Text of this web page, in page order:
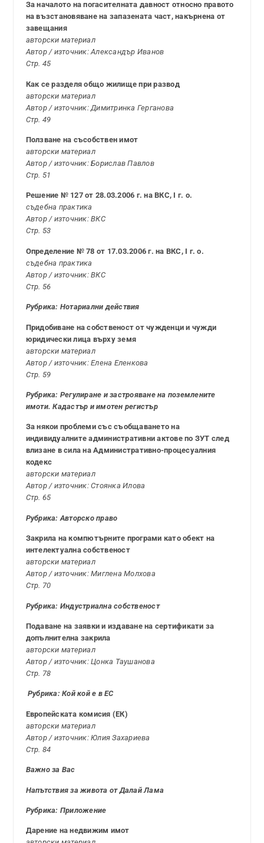
За началото на погасителната давност относно правото
на възстановяване на запазената част, накърнена от
завещания
авторски материал
Автор / източник: Александър Иванов
Стр. 45
Как се разделя общо жилище при развод
авторски материал
Автор / източник: Димитринка Герганова
Стр. 49
Ползване на съсобствен имот
авторски материал
Автор / източник: Борислав Павлов
Стр. 51
Решение № 127 от 28.03.2006 г. на ВКС, I г. о.
съдебна практика
Автор / източник: ВКС
Стр. 53
Определение № 78 от 17.03.2006 г. на ВКС, I г. о.
съдебна практика
Автор / източник: ВКС
Стр. 56
Рубрика: Нотариални действия
Придобиване на собственост от чужденци и чужди
юридически лица върху земя
авторски материал
Автор / източник: Елена Еленкова
Стр. 59
Рубрика: Регулиране и застрояване на поземлените
имоти. Кадастър и имотен регистър
За някои проблеми със съобщаването на
индивидуалните административни актове по ЗУТ след
влизане в сила на Административно-процесуалния
кодекс
авторски материал
Автор / източник: Стоянка Илова
Стр. 65
Рубрика: Авторско право
Закрила на компютърните програми като обект на
интелектуална собственост
авторски материал
Автор / източник: Миглена Молхова
Стр. 70
Рубрика: Индустриална собственост
Подаване на заявки и издаване на сертификати за
допълнителна закрила
авторски материал
Автор / източник: Цонка Таушанова
Стр. 78
Рубрика: Кой кой е в ЕС
Европейската комисия (ЕК)
авторски материал
Автор / източник: Юлия Захариева
Стр. 84
Важно за Вас
Напътствия за живота от Далай Лама
Рубрика: Приложение
Дарение на недвижим имот